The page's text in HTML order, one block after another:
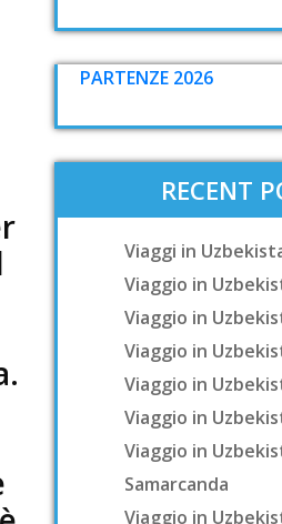
PARTENZE 2026
RECENT
Viaggi in
Viaggio in
Viaggio in
Viaggio in
Viaggio in
Viaggio in
Viaggio in
Samarcanda
Viaggio in